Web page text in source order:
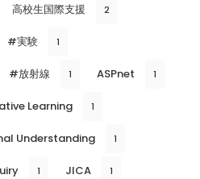
高校生国際支援 2
#実験 1
#放射線 1 ASPnet 1
Learning 1
Understanding 1
1 JICA 1